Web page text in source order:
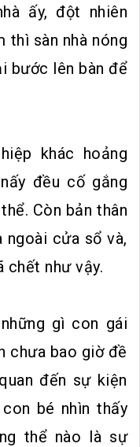
ấy, đột nhiên
thì sàn nhà nóng
bước lên bàn để
khác hoảng
đều cố gắng
Còn bản thân
cửa sổ và,
chết như vậy.
gì con gái
chưa bao giờ đề
đến sự kiện
bé nhìn thấy
thể nào là sự